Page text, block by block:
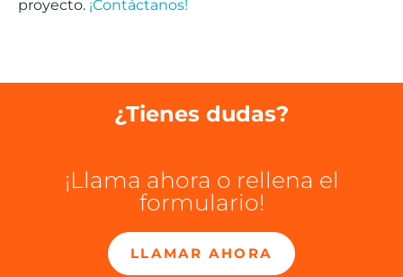
proyecto. ¡Contáctanos!
¿Tienes dudas?
¡Llama ahora o rellena el
formulario!
LLAMAR AHORA